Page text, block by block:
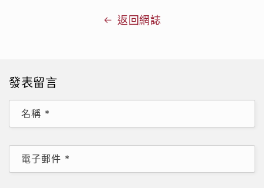
返回網誌
發表留言
名稱 *
電子郵件 *